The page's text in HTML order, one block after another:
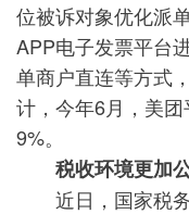
位被诉对象优化派
APP电子发票平台
单商户直连等方式
计，今年6月，美
9%。
税收环境更加
近日，国家税务